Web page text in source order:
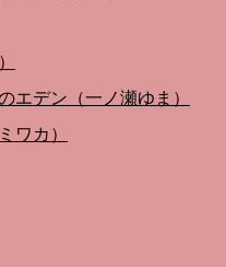
エデン（一ノ瀬ゆま）
ワカ）